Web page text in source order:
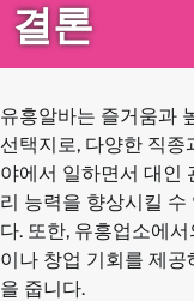
결론
유흥알바는 즐거움과
선택지로, 다양한 직
야에서 일하면서 대인
리 능력을 향상시킬
다. 또한, 유흥업소에
이나 창업 기회를 제
을 줍니다.